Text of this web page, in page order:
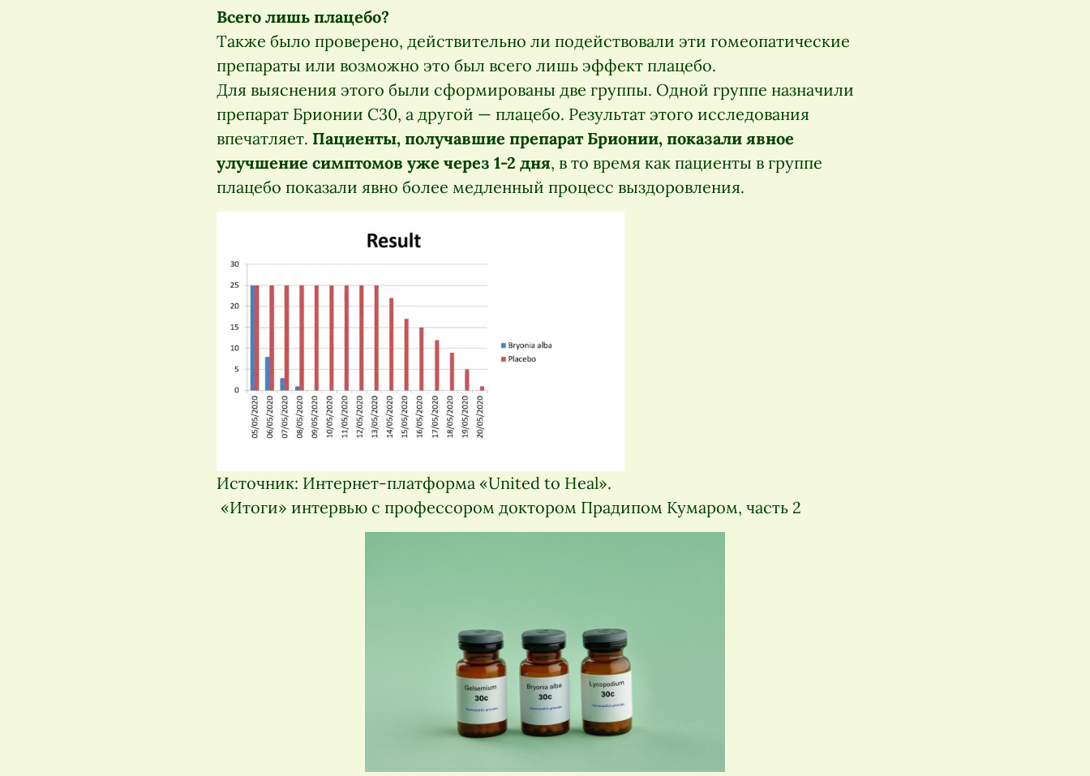
Всего лишь плацебо?
Также было проверено, действительно ли подействовали эти гомеопатические
препараты или возможно это был всего лишь эффект плацебо.
Для выяснения этого были сформированы две группы. Одной группе назначили
препарат Брионии C30, а другой — плацебо. Результат этого исследования
впечатляет. Пациенты, получавшие препарат Брионии, показали явное
улучшение симптомов уже через 1-2 дня, в то время как пациенты в группе
плацебо показали явно более медленный процесс выздоровления.
Источник: Интернет-платформа «United to Heal».
«Итоги» интервью с профессором доктором Прадипом Кумаром, часть 2